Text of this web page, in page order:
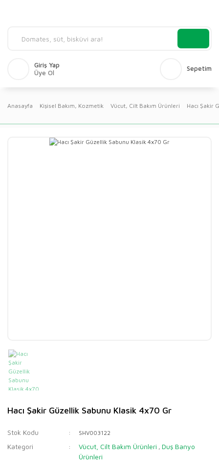
Giriş Yap
Üye Ol
Sepetim
Anasayfa Kişisel Bakım, Kozmetik Vücut, Cilt Bakım Ürünleri Hacı Şakir
Hacı Şakir Güzellik Sabunu Klasik 4x70 Gr
Stok Kodu SHV003122
Kategori Vücut, Cilt Bakım Ürünleri ,Duş Banyo
Ürünleri